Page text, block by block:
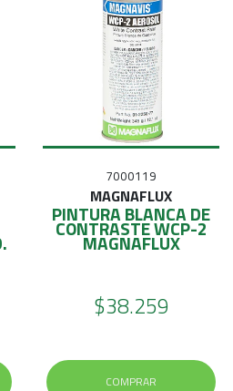
7000119
MAGNAFLUX
PINTURA BLANCA DE
CONTRASTE WCP-2
MAGNAFLUX
$38.259
COMPRAR